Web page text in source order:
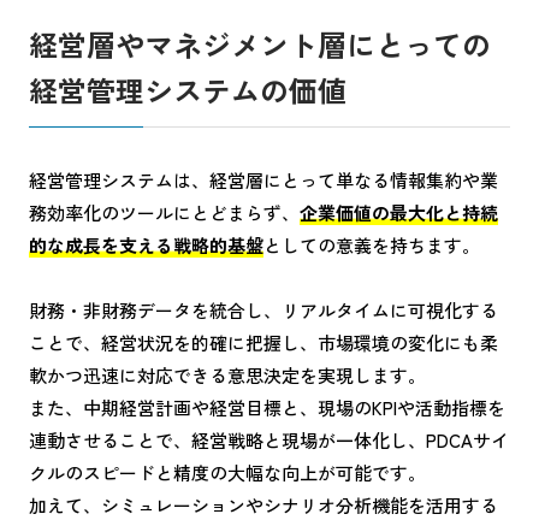
経営層やマネジメント層にとっての
経営管理システムの価値
経営管理システムは、経営層にとって単なる情報集約や業
務効率化のツールにとどまらず、 企業価値の最大化と持続
的な成長を支える戦略的基盤としての意義を持ちます。
財務・非財務データを統合し、リアルタイムに可視化する
ことで、経営状況を的確に把握し、市場環境の変化にも柔
軟かつ迅速に対応できる意思決定を実現します。
また、中期経営計画や経営目標と、現場のKPIや活動指標を
連動させることで、経営戦略と現場が一体化し、PDCAサイ
クルのスピードと精度の大幅な向上が可能です。
加えて、シミュレーションやシナリオ分析機能を活用する